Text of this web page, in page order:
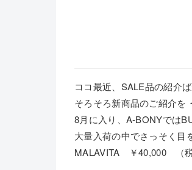
ココ最近、SALE品の紹介ば
そろそろ新商品のご紹介を
8月に入り、A-BONYでは
大量入荷の中でさっそく目
MALAVITA ￥40,000 （税